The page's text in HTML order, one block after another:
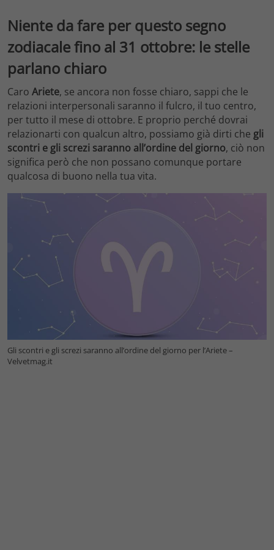
Niente da fare per questo segno
zodiacale fino al 31 ottobre: le stelle
parlano chiaro
Caro Ariete, se ancora non fosse chiaro, sappi che le
relazioni interpersonali saranno il fulcro, il tuo centro,
per tutto il mese di ottobre. E proprio perché dovrai
relazionarti con qualcun altro, possiamo già dirti che gli
scontri e gli screzi saranno all’ordine del giorno, ciò non
significa però che non possano comunque portare
qualcosa di buono nella tua vita.
Gli scontri e gli screzi saranno all’ordine del giorno per l’Ariete –
Velvetmag.it